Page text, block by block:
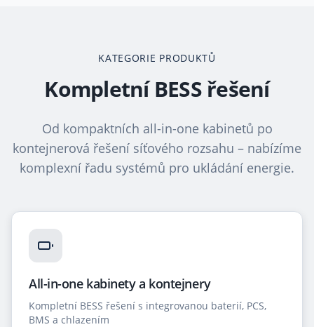
KATEGORIE PRODUKTŮ
Kompletní BESS řešení
Od kompaktních all-in-one kabinetů po
kontejnerová řešení síťového rozsahu – nabízíme
komplexní řadu systémů pro ukládání energie.
All-in-one kabinety a kontejnery
Kompletní BESS řešení s integrovanou baterií, PCS,
BMS a chlazením